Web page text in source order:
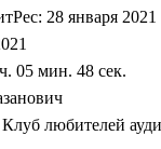
28 января 2021
05 мин. 48 сек.
любителей